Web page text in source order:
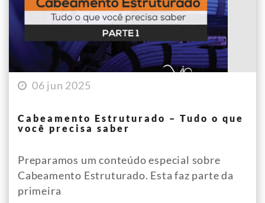
06 jun 2025
Cabeamento Estruturado – Tudo o que
você precisa saber
Preparamos um conteúdo especial sobre
Cabeamento Estruturado. Esta faz parte da
primeira